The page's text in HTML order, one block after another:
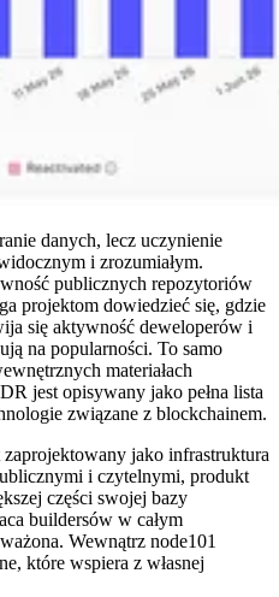
danych, lecz uczynienie
i zrozumiałym.
publicznych repozytoriów
projektom dowiedzieć się, gdzie
się aktywność deweloperów i
na popularności. To samo
materiałach
jest opisywany jako pełna lista
związane z blockchainem.
jako infrastruktura
i czytelnymi, produkt
części swojej bazy
buildersów w całym
Wewnątrz node101
które wspiera z własnej